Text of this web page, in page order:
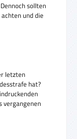
sollten
und die
letzten
hat?
vergangenen